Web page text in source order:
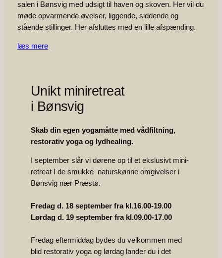
salen i Bønsvig med udsigt til haven og skoven. Her vil du
møde opvarmende øvelser, liggende, siddende og
stående stillinger. Her afsluttes med en lille afspænding.
læs mere
Unikt miniretreat
i Bønsvig
Skab din egen yogamåtte med vådfiltning,
restorativ yoga og lydhealing.
I september slår vi dørene op til et ekslusivt mini-
retreat I de smukke naturskønne omgivelser i
Bønsvig nær Præstø.
Fredag d. 18 september fra kl.16.00-19.00
Lørdag d. 19 september fra kl.09.00-17.00
Fredag eftermiddag bydes du velkommen med
blid restorativ yoga og lørdag lander du i det